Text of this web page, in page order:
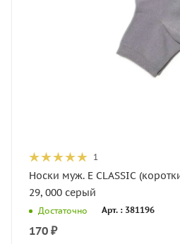
1
Носки муж. E CLASSIC
29, 000 серый
Достаточно Арт. : 381196
170 ₽